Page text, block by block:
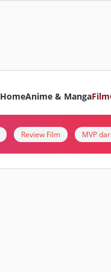
HomeAnime & MangaFilm
Review Film MVP